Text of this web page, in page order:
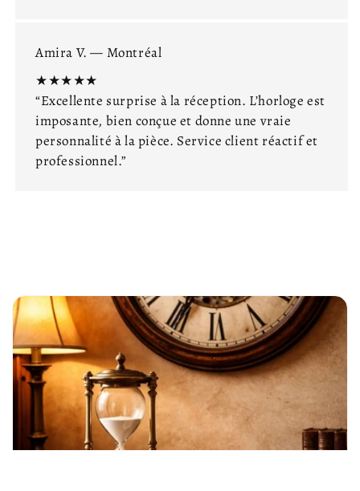
Amira V. — Montréal
★★★★★
“Excellente surprise à la réception. L’horloge est
imposante, bien conçue et donne une vraie
personnalité à la pièce. Service client réactif et
professionnel.”